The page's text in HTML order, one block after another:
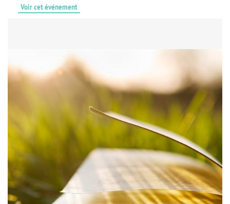
Voir cet événement